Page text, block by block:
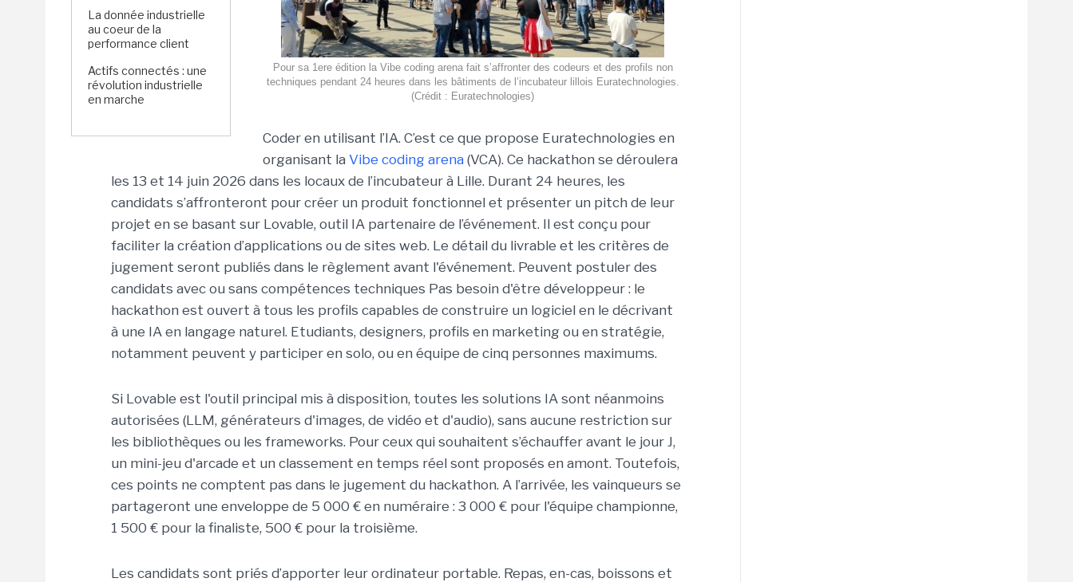
La donnée industrielle
au coeur de la
performance client
Actifs connectés : une
révolution industrielle
en marche
Pour sa 1ere édition la Vibe coding arena fait s’affronter des codeurs et des profils non
techniques pendant 24 heures dans les bâtiments de l’incubateur lillois Euratechnologies.
(Crédit : Euratechnologies)
Coder en utilisant l’IA. C’est ce que propose Euratechnologies en
organisant la Vibe coding arena (VCA). Ce hackathon se déroulera
les 13 et 14 juin 2026 dans les locaux de l’incubateur à Lille. Durant 24 heures, les
candidats s’affronteront pour créer un produit fonctionnel et présenter un pitch de leur
projet en se basant sur Lovable, outil IA partenaire de l’événement. Il est conçu pour
faciliter la création d’applications ou de sites web. Le détail du livrable et les critères de
jugement seront publiés dans le règlement avant l'événement. Peuvent postuler des
candidats avec ou sans compétences techniques Pas besoin d'être développeur : le
hackathon est ouvert à tous les profils capables de construire un logiciel en le décrivant
à une IA en langage naturel. Etudiants, designers, profils en marketing ou en stratégie,
notamment peuvent y participer en solo, ou en équipe de cinq personnes maximums.
Si Lovable est l'outil principal mis à disposition, toutes les solutions IA sont néanmoins
autorisées (LLM, générateurs d'images, de vidéo et d'audio), sans aucune restriction sur
les bibliothèques ou les frameworks. Pour ceux qui souhaitent s’échauffer avant le jour J,
un mini-jeu d'arcade et un classement en temps réel sont proposés en amont. Toutefois,
ces points ne comptent pas dans le jugement du hackathon. A l’arrivée, les vainqueurs se
partageront une enveloppe de 5 000 € en numéraire : 3 000 € pour l'équipe championne,
1 500 € pour la finaliste, 500 € pour la troisième.
Les candidats sont priés d’apporter leur ordinateur portable. Repas, en-cas, boissons et